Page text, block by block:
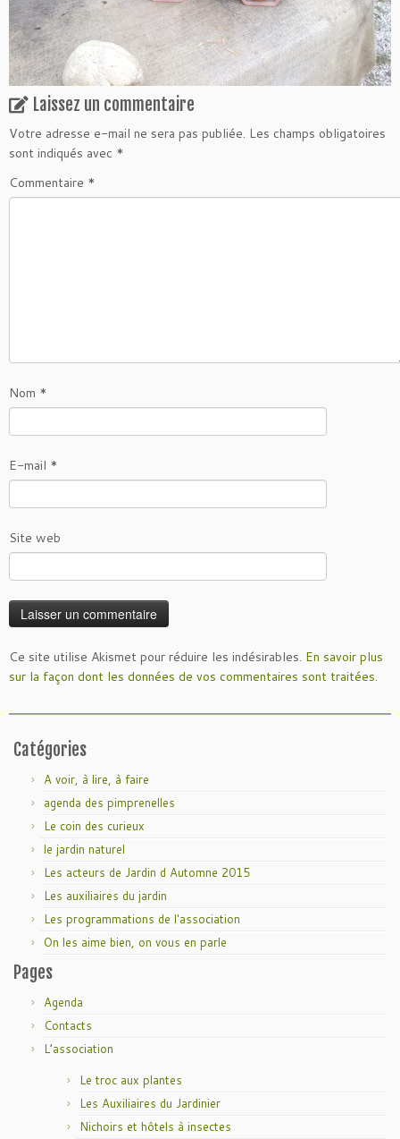
Laissez un commentaire
Votre adresse e-mail ne sera pas publiée. Les champs obligatoires
sont indiqués avec *
Commentaire *
Nom *
E-mail *
Site web
Ce site utilise Akismet pour réduire les indésirables. En savoir plus
sur la façon dont les données de vos commentaires sont traitées.
Catégories
A voir, à lire, à faire
agenda des pimprenelles
Le coin des curieux
le jardin naturel
Les acteurs de Jardin d Automne 2015
Les auxiliaires du jardin
Les programmations de l'association
On les aime bien, on vous en parle
Pages
Agenda
Contacts
L’association
Le troc aux plantes
Les Auxiliaires du Jardinier
Nichoirs et hôtels à insectes